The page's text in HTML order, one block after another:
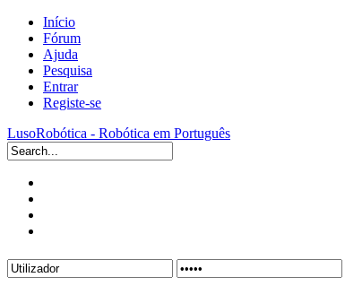
Início
Fórum
Ajuda
Pesquisa
Entrar
Registe-se
LusoRobótica - Robótica em Português